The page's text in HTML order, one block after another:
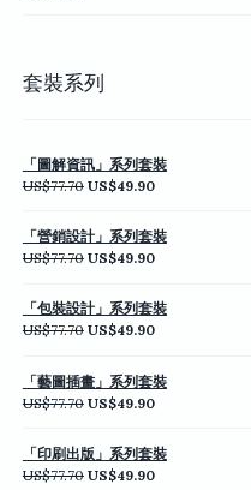
套裝系列
「圖解資訊」系列套裝
US$77.70 原
價
格：
US$77.70。
US$49.90目
價
格：
「營銷設計」系列套裝
US$77.70 原
價
格：
US$77.70。
US$49.90目
價
格：
「包裝設計」系列套裝
US$77.70 原
價
格：
US$77.70。
US$49.90目
價
格：
「藝圖插畫」系列套裝
US$77.70 原
價
格：
US$49.90目
價
格：
「印刷出版」系列套裝
US$77.70 原
US$49.90目